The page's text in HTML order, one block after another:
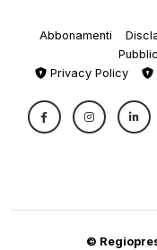
Abbonamenti
Privacy Policy
©